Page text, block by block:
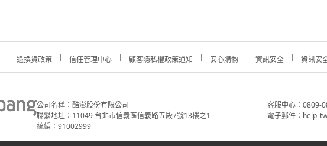
退換貨政策 信任管理中心 顧客隱私權政策通知 安心購物 資訊安全 資訊安
公司名稱：酷澎股份有限公司
聯繫地址：11049 台北市信義區信義路五段7號13樓之1
統編：91002999
客服中心：0809-
電子郵件：